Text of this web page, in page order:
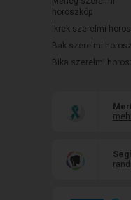
horoszkóp
Ikrek szerelmi
Bak szerelmi
Bika szerelmi